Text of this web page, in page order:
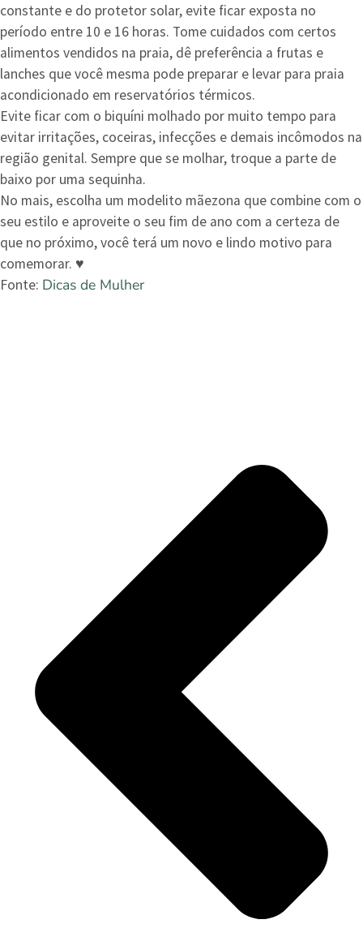
constante e do protetor solar, evite ficar exposta no
período entre 10 e 16 horas. Tome cuidados com certos
alimentos vendidos na praia, dê preferência a frutas e
lanches que você mesma pode preparar e levar para praia
acondicionado em reservatórios térmicos.
Evite ficar com o biquíni molhado por muito tempo para
evitar irritações, coceiras, infecções e demais incômodos na
região genital. Sempre que se molhar, troque a parte de
baixo por uma sequinha.
No mais, escolha um modelito mãezona que combine com o
seu estilo e aproveite o seu fim de ano com a certeza de
que no próximo, você terá um novo e lindo motivo para
comemorar. ♥
Fonte: Dicas de Mulher